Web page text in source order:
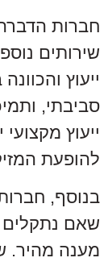
חברות
שירותים
ייעוץ
סביבתי,
ייעוץ
להופעת
בנוסף,
שאם נתקלים
מענה מהיר.